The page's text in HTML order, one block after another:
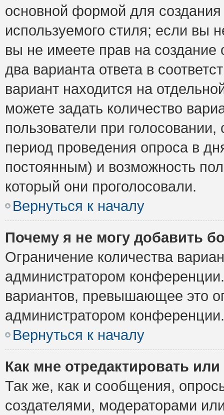
основной формой для
используемого стиля; если вы
вы не имеете прав на
два варианта ответа в
вариант находится на
можете задать количество
пользователи при
период проведения опроса в
постоянным) и возможность
который они проголосовали.
Вернуться к началу
Почему я не могу добавить
Ограничение количества
администратором
вариантов, превышающее это
администратором конференции.
Вернуться к началу
Как мне отредактировать
Так же, как и сообщения,
создателями, модераторами